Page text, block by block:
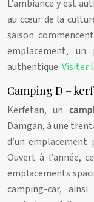
L’ambiance y est
au cœur de la
saison
emplacement, un
authentique.Visiter
Camping D –
Kerfetan, un
Damgan, à une
d’un emplacement
Ouvert à l’année, ce
emplacements
camping-car,